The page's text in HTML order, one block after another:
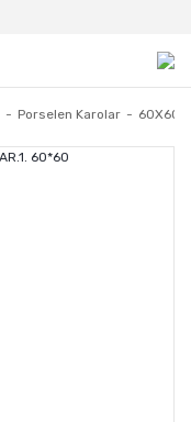
Porselen Karolar 60X60